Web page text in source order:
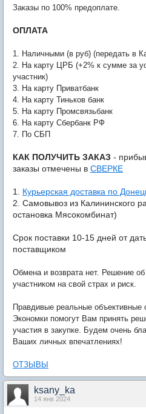
Заказы по 100% предоплате.
ОПЛАТА
1. Наличными (в руб) (передать в
2. На карту ЦРБ (+2% к сумме за
участник)
3. На карту Приватбанк
4. На карту Тиньков банк
5. На карту Промсвязьбанк
6. На карту Сбербанк РФ
7. По СБП
КАК ПОЛУЧИТЬ ЗАКАЗ -
заказы отмечены в СВЕРКЕ
1. Курьерская доставка по
2. Самовывоз из Калининского
остановка Мясокомбинат)
Срок поставки 10-15 дней от
поставщиком
Обмена и возврата нет. Решение
участником на свой страх и риск.
Правдивые реальные объективные
Экономки помогут Вам принять
участия в закупке. Будем очень
Ваших личных впечатлениях!
ОТЗЫВЫ
ksany_ka
14 янв 2024